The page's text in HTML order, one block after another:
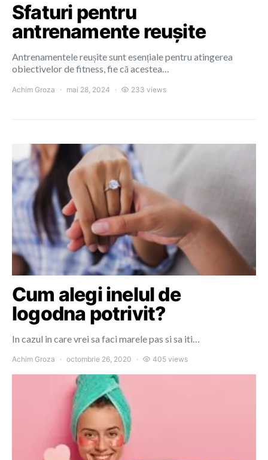
Sfaturi pentru
antrenamente reușite
Antrenamentele reușite sunt esențiale pentru atingerea
obiectivelor de fitness, fie că acestea…
Achim Groza mai 28, 2024 233 views
Cum alegi inelul de
logodna potrivit?
In cazul in care vrei sa faci marele pas si sa iti…
Achim Groza octombrie 26, 2020 405 views